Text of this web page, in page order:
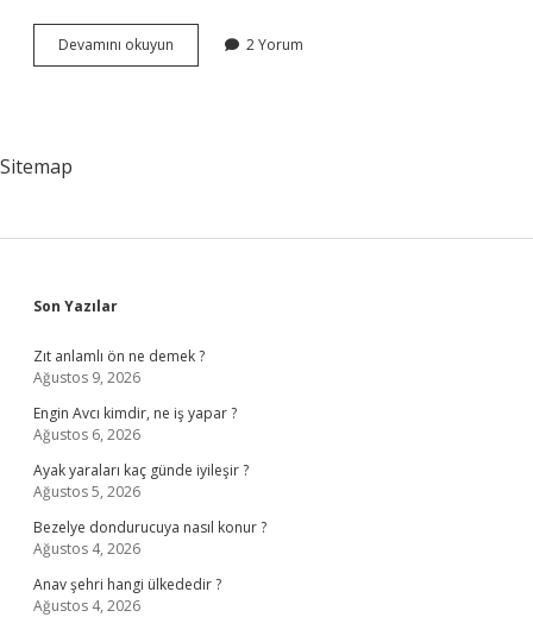
Devamını okuyun
Şampuan
2 Yorum
Sitemap
Sidebar
Son Yazılar
Zıt anlamlı ön ne demek ?
Ağustos 9, 2026
Engin Avcı kimdir, ne iş yapar ?
Ağustos 6, 2026
Ayak yaraları kaç günde iyileşir ?
Ağustos 5, 2026
Bezelye dondurucuya nasıl konur ?
Ağustos 4, 2026
Anav şehri hangi ülkededir ?
Ağustos 4, 2026